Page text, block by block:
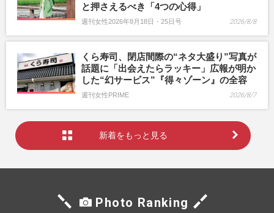
と押さえるべき「4つの心得」
週刊女性2026年8月18日・25日号 2026/8/8
くら寿司、閉店間際の“ネタ大盛り”写真が
話題に「出会えたらラッキー」広報が明か
した“幻サービス”『得々ゾーン』の全容
週刊女性PRIME 2026/8/7
新着をもっと見る
Photo Ranking